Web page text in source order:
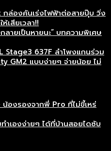
กล่องคันเร่งไฟฟ้าต่อสายปุ๊บ วิ่ง
เสียเวลา!!
ลายเป็นหายนะ” บทความพิเศษ
Stage3 637F ลำโพงแกนร่วม
GM2 แบบง่ายๆ จ่ายน้อย ไม่
องรองจากพี่ Pro ที่ไม่ขี้เหร่
ำเองง่ายๆ ได้ที่บ้านสอยไดซับ